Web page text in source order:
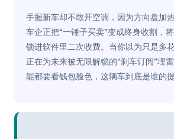
手握新车却不敢开空调，因为方向盘加
车企正把“一锤子买卖”变成终身收割，
锁进软件里二次收费。当你以为只是多
正在为未来被无限解锁的“刹车订阅”埋
能都要看钱包脸色，这辆车到底是谁的